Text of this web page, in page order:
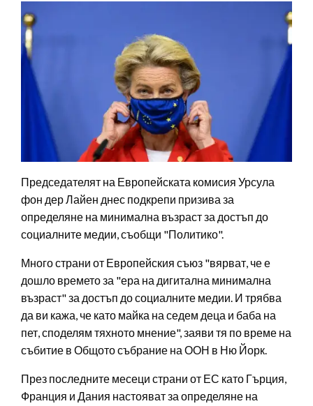
Председателят на Европейската комисия Урсула
фон дер Лайен днес подкрепи призива за
определяне на минимална възраст за достъп до
социалните медии, съобщи "Политико".
Много страни от Европейския съюз "вярват, че е
дошло времето за "ера на дигитална минимална
възраст" за достъп до социалните медии. И трябва
да ви кажа, че като майка на седем деца и баба на
пет, споделям тяхното мнение", заяви тя по време на
събитие в Общото събрание на ООН в Ню Йорк.
През последните месеци страни от ЕС като Гърция,
Франция и Дания настояват за определяне на